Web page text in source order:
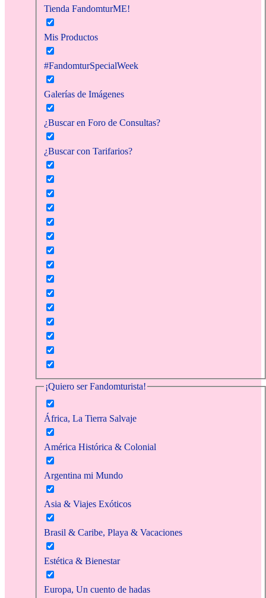
Tienda FandomturME!
Mis Productos
#FandomturSpecialWeek
Galerías de Imágenes
¿Buscar en Foro de Consultas?
¿Buscar con Tarifarios?
¡Quiero ser Fandomturista!
África, La Tierra Salvaje
América Histórica & Colonial
Argentina mi Mundo
Asia & Viajes Exóticos
Brasil & Caribe, Playa & Vacaciones
Estética & Bienestar
Europa, Un cuento de hadas